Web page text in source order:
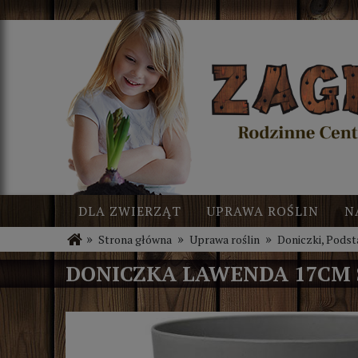
DLA ZWIERZĄT UPRAWA ROŚLIN
BLOG
NOWOŚCI
» Strona główna » Uprawa roślin » Doniczki,
DONICZKA LAWENDA 17CM